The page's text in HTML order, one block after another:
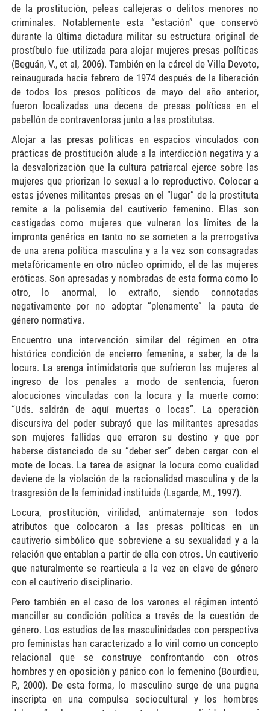
de la prostitución, peleas callejeras o delitos menores no
criminales. Notablemente esta “estación” que conservó
durante la última dictadura militar su estructura original de
prostíbulo fue utilizada para alojar mujeres presas políticas
(Beguán, V., et al, 2006). También en la cárcel de Villa Devoto,
reinaugurada hacia febrero de 1974 después de la liberación
de todos los presos políticos de mayo del año anterior,
fueron localizadas una decena de presas políticas en el
pabellón de contraventoras junto a las prostitutas.
Alojar a las presas políticas en espacios vinculados con
prácticas de prostitución alude a la interdicción negativa y a
la desvalorización que la cultura patriarcal ejerce sobre las
mujeres que priorizan lo sexual a lo reproductivo. Colocar a
estas jóvenes militantes presas en el “lugar” de la prostituta
remite a la polisemia del cautiverio femenino. Ellas son
castigadas como mujeres que vulneran los límites de la
impronta genérica en tanto no se someten a la prerrogativa
de una arena política masculina y a la vez son consagradas
metafóricamente en otro núcleo oprimido, el de las mujeres
eróticas. Son apresadas y nombradas de esta forma como lo
otro, lo anormal, lo extraño, siendo connotadas
negativamente por no adoptar “plenamente” la pauta de
género normativa.
Encuentro una intervención similar del régimen en otra
histórica condición de encierro femenina, a saber, la de la
locura. La arenga intimidatoria que sufrieron las mujeres al
ingreso de los penales a modo de sentencia, fueron
alocuciones vinculadas con la locura y la muerte como:
“Uds. saldrán de aquí muertas o locas”. La operación
discursiva del poder subrayó que las militantes apresadas
son mujeres fallidas que erraron su destino y que por
haberse distanciado de su “deber ser” deben cargar con el
mote de locas. La tarea de asignar la locura como cualidad
deviene de la violación de la racionalidad masculina y de la
trasgresión de la feminidad instituida (Lagarde, M., 1997).
Locura, prostitución, virilidad, antimaternaje son todos
atributos que colocaron a las presas políticas en un
cautiverio simbólico que sobreviene a su sexualidad y a la
relación que entablan a partir de ella con otros. Un cautiverio
que naturalmente se rearticula a la vez en clave de género
con el cautiverio disciplinario.
Pero también en el caso de los varones el régimen intentó
mancillar su condición política a través de la cuestión de
género. Los estudios de las masculinidades con perspectiva
pro feministas han caracterizado a lo viril como un concepto
relacional que se construye confrontando con otros
hombres y en oposición y pánico con lo femenino (Bourdieu,
P., 2000). De esta forma, lo masculino surge de una pugna
inscripta en una compulsa sociocultural y los hombres